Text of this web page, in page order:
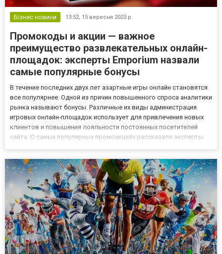
Бізнес новини 13:52, 15 вересня 2023 р.
Промокоды и акции — важное
преимущество развлекательных онлайн-
площадок: эксперты Emporium назвали
самые популярные бонусы
В течение последних двух лет азартные игры онлайн становятся
все популярнее. Одной из причин повышенного спроса аналитики
рынка называют бонусы. Различные их виды администрация
игровых онлайн-площадок использует для привлечения новых
клиентов и повышения лояльности постоянных посетителей
сайта. О самых популярных промоакциях рассказали эксперты